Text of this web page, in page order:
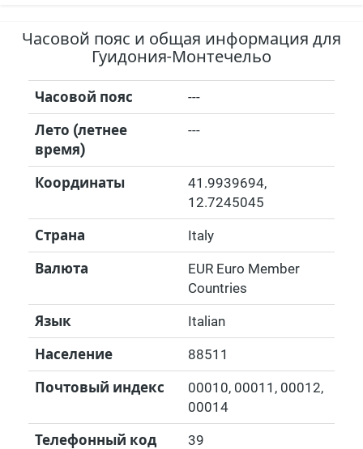
Часовой пояс и общая информация для
Гуидония-Монтечельо
Часовой пояс ---
Лето (летнее
время)
---
Координаты 41.9939694,
12.7245045
Страна Italy
Валюта
EUR Euro Member
Countries
Язык Italian
Население 88511
Почтовый индекс
00010, 00011, 00012,
00014
Телефонный код 39